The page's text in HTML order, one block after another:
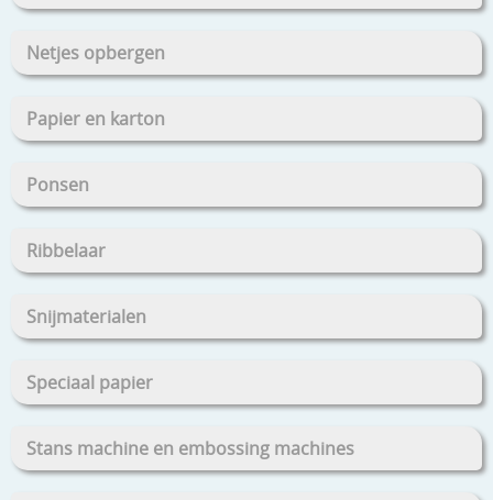
Netjes opbergen
Papier en karton
Ponsen
Ribbelaar
Snijmaterialen
Speciaal papier
Stans machine en embossing machines